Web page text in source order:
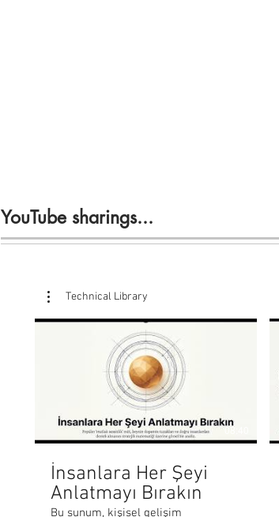
YouTube sharings...
Technical Library
08:40
İnsanlara Her Şeyi
Anlatmayı Bırakın
Bu sunum, kişisel gelişim